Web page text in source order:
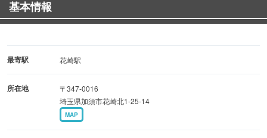
基本情報
最寄駅 花崎駅
所在地
〒347-0016
埼玉県加須市花崎北1-25-14
MAP